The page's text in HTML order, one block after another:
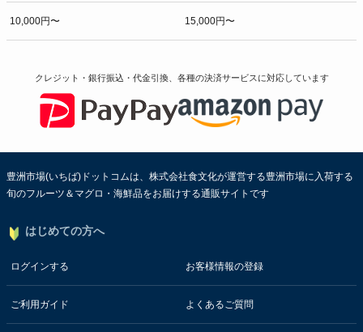
10,000円〜 15,000円〜
クレジット・銀行振込・代金引換、各種の決済サービスに対応しています
豊洲市場(いちば)ドットコムは、株式会社食文化が運営する豊洲市場に入荷する
旬のフルーツ＆マグロ・海鮮品をお届けする通販サイトです
はじめての方へ
ログインする お客様情報の登録
ご利用ガイド よくあるご質問